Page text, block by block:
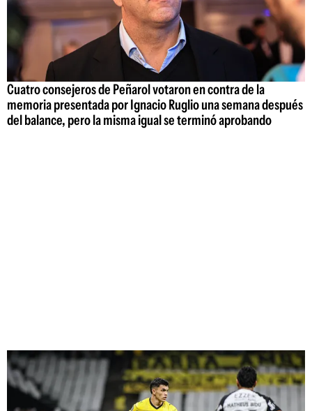
Cuatro consejeros de Peñarol votaron en contra de la
memoria presentada por Ignacio Ruglio una semana después
del balance, pero la misma igual se terminó aprobando